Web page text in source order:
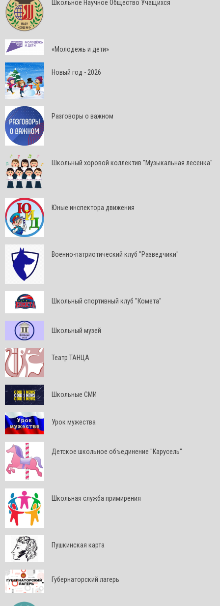
Школьное Научное Общество Учащихся
«Молодежь и дети»
Новый год - 2026
Разговоры о важном
Школьный хоровой коллектив "Музыкальная лесенка"
Юные инспектора движения
Военно-патриотический клуб "Разведчики"
Школьный спортивный клуб "Комета"
Школьный музей
Театр ТАНЦА
Школьные СМИ
Урок мужества
Детское школьное объединение "Карусель"
Школьная служба примирения
Пушкинская карта
Губернаторский лагерь